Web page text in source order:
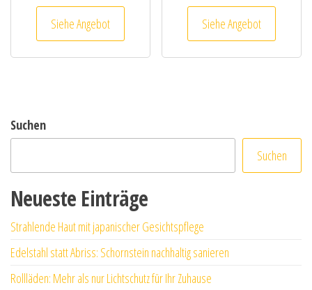
Siehe Angebot Siehe Angebot
Suchen
Suchen
Neueste Einträge
Strahlende Haut mit japanischer Gesichtspflege
Edelstahl statt Abriss: Schornstein nachhaltig sanieren
Rollläden: Mehr als nur Lichtschutz für Ihr Zuhause